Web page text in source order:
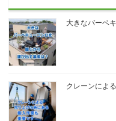
大きなバーベ
クレーンによ